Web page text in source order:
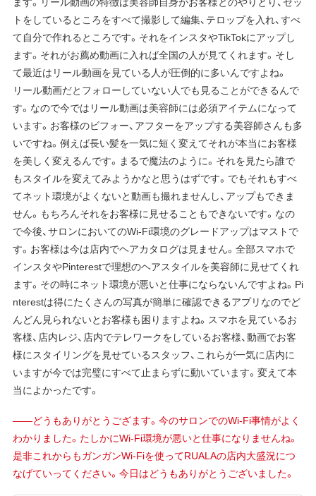
トをしているところをすべて撮影して編集、テロップを入れ、すべ
て自分で作れるところです。それをインスタやTikTokにアップし
ます。それがお薦め動画に入れば全国の人が見てくれます。そし
て最近はリール動画を見ている人が圧倒的に多いんですよね。
リール動画だとフォローしていない人でも見ることができるんで
す。なので今ではリール動画は美容師には必須アイテムになって
います。お客様のビフォー、アフターをアップする美容師さんも多
いですね。例えば長い髪を一気に短く変えてそれが本当にお客様
を美しく変えるんです。まるで魔法のように。それを見たら誰で
もスタイルを変えてみようかなと思うはずです。でもそれもすべ
てネット環境がよくないと動画も撮れませんし、アップもできま
せん。もちろんそれをお客様に見せることもできないです。なの
で今後、サロンにおいてのWi-Fi環境のグレードアップはマストで
す。お客様は今は店内でヘアカタログは見ません。全部スマホで
インスタやPinterestで理想のヘアスタイルを美容師に見せてくれ
ます。その時にネット環境が悪いと仕事にならないんですよね。Pi
nterestは得にたくさんの写真が簡単に確認できるアプリなのでど
んどん見られないとお客様も困りますよね。スマホを見ているお
客様、店内レジ、店内でテレワークをしているお客様、動画でお客
様にスタイリングを見せているスタッフ、これらが一気に店内に
いますが今では完璧にすべて止まらずに動いています。変えて本
当によかったです。
——どうもありがとうござます。今のサロンでのWi-Fi事情がよく
わかりました。たしかにWi-Fi環境が悪いと仕事になりませんね。
是非これからもガンガンWi-Fiを使ってRUALAの店内大盛況につ
なげていってください。今日はどうもありがとうございました。